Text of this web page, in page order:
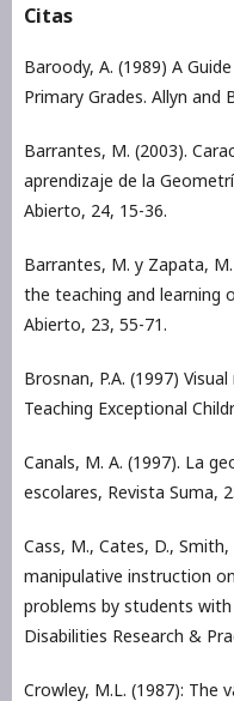
Citas
Baroody, A. (1989) A
Primary Grades. Allyn and
Barrantes, M. (2003).
aprendizaje de la
Abierto, 24, 15-36.
Barrantes, M. y Zapata,
the teaching and learning
Abierto, 23, 55-71.
Brosnan, P.A. (1997)
Teaching Exceptional
Canals, M. A. (1997). La
escolares, Revista Suma,
Cass, M., Cates, D.,
manipulative instruction
problems by students
Disabilities Research &
Crowley, M.L. (1987): The